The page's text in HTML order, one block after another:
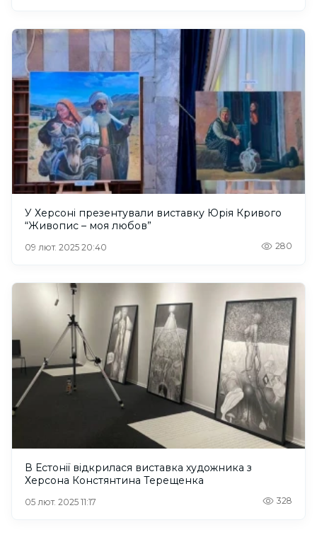
У Херсоні презентували виставку Юрія Кривого
“Живопис – моя любов”
09 лют. 2025 20:40 280
В Естонії відкрилася виставка художника з
Херсона Констянтина Терещенка
05 лют. 2025 11:17 328